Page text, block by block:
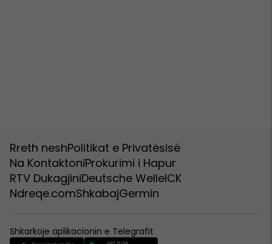
Rreth neshPolitikat e Privatësisë
Na KontaktoniProkurimi i Hapur
RTV DukagjiniDeutsche WelleICK
Ndreqe.comShkabajGermin
Shkarkoje aplikacionin e Telegrafit